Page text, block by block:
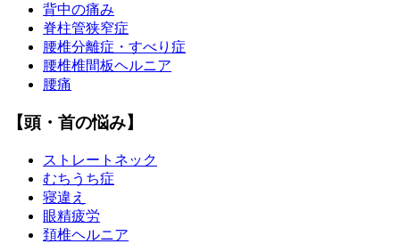
背中の痛み
脊柱管狭窄症
腰椎分離症・すべり症
腰椎椎間板ヘルニア
腰痛
【頭・首の悩み】
ストレートネック
むちうち症
寝違え
眼精疲労
頚椎ヘルニア